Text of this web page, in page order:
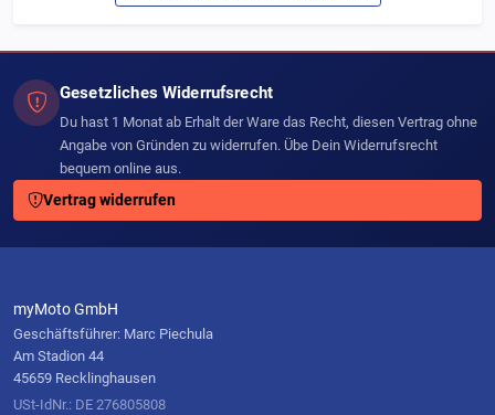
Gesetzliches Widerrufsrecht
Du hast 1 Monat ab Erhalt der Ware das Recht, diesen Vertrag ohne
Angabe von Gründen zu widerrufen. Übe Dein Widerrufsrecht
bequem online aus.
Vertrag widerrufen
myMoto GmbH
Geschäftsführer: Marc Piechula
Am Stadion 44
45659 Recklinghausen
USt-IdNr.: DE 276805808